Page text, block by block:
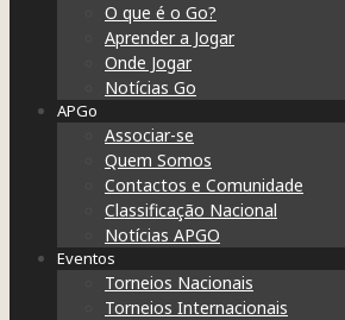
O que é o Go?
Aprender a Jogar
Onde Jogar
Notícias Go
APGo
Associar-se
Quem Somos
Contactos e Comunidade
Classificação Nacional
Notícias APGO
Eventos
Torneios Nacionais
Torneios Internacionais